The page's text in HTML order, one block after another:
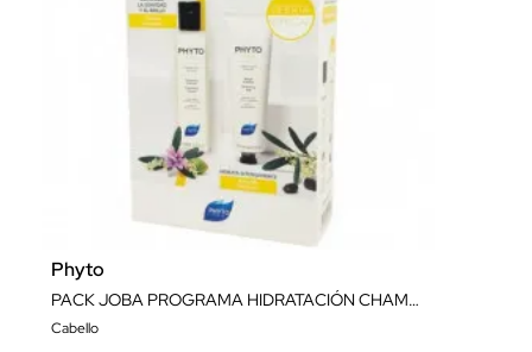
Phyto
PACK JOBA PROGRAMA HIDRATACIÓN CHAMPÚ + MACARILLA
Cabello